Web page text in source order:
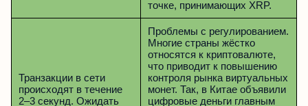
точке, принимающих XRP.
Транзакции в сети
происходят в течение
2–3 секунд. Ожидать
Проблемы с регулированием.
Многие страны жёстко
относятся к криптовалюте,
что приводит к повышению
контроля рынка виртуальных
монет. Так, в Китае объявили
цифровые деньги главным